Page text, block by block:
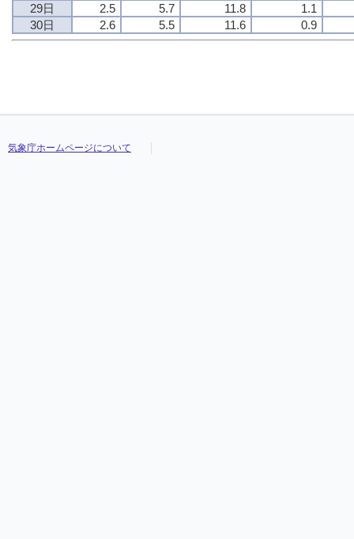
29日
2.5 5.7 11.8
1.1
30日
2.6 5.5 11.6 0.9
気象庁ホームページについて